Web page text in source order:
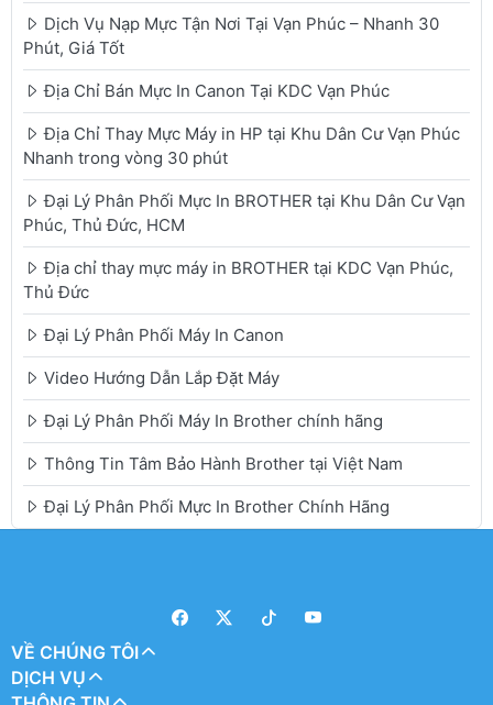
Dịch Vụ Nạp Mực Tận Nơi Tại Vạn Phúc – Nhanh 30
Phút, Giá Tốt
Địa Chỉ Bán Mực In Canon Tại KDC Vạn Phúc
Địa Chỉ Thay Mực Máy in HP tại Khu Dân Cư Vạn Phúc
Nhanh trong vòng 30 phút
Đại Lý Phân Phối Mực In BROTHER tại Khu Dân Cư Vạn
Phúc, Thủ Đức, HCM
Địa chỉ thay mực máy in BROTHER tại KDC Vạn Phúc,
Thủ Đức
Đại Lý Phân Phối Máy In Canon
Video Hướng Dẫn Lắp Đặt Máy
Đại Lý Phân Phối Máy In Brother chính hãng
Thông Tin Tâm Bảo Hành Brother tại Việt Nam
Đại Lý Phân Phối Mực In Brother Chính Hãng
VỀ CHÚNG TÔI
DỊCH VỤ